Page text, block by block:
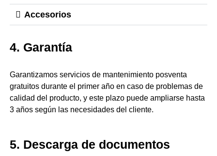
Accesorios
4. Garantía
Garantizamos servicios de mantenimiento posventa
gratuitos durante el primer año en caso de problemas de
calidad del producto, y este plazo puede ampliarse hasta
3 años según las necesidades del cliente.
5. Descarga de documentos